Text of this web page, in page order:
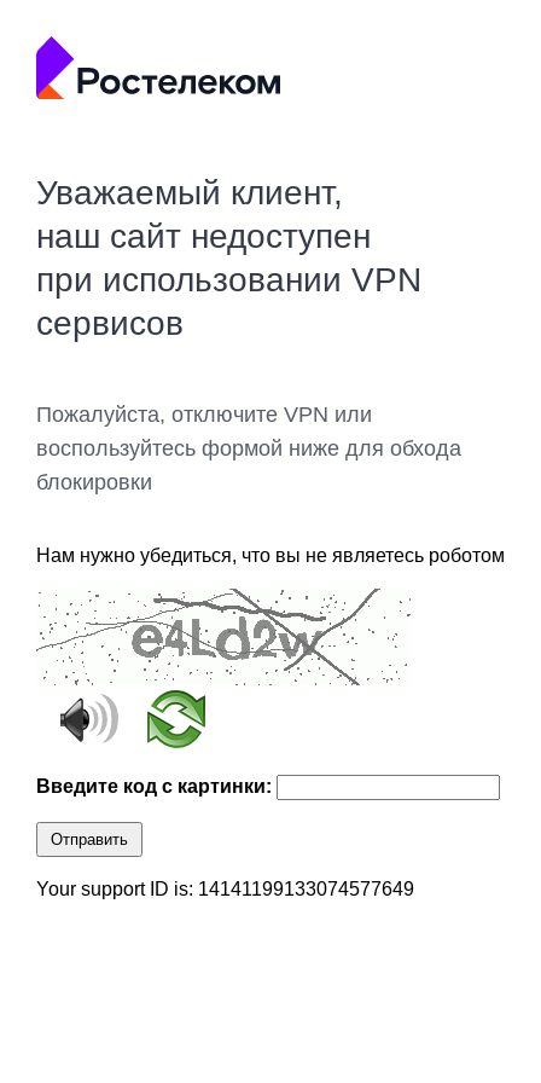
Уважаемый клиент,
наш сайт недоступен
при использовании VPN
сервисов
Пожалуйста, отключите VPN или
воспользуйтесь формой ниже для обхода
блокировки
Нам нужно убедиться, что вы не являетесь роботом
Введите код с картинки:
Отправить
Your support ID is: 14141199133074577649